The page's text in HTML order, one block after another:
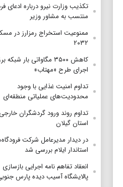
تکذیب وزارت نیرو درباره ادعای
منتسب به مشاور وزیر
ممنوعیت استخراج رمزارز در
۲۰۳۲
کاهش ۳۵۰۰ مگاواتی بار شبکه
اجرای طرح «مهتاب»
تداوم امنیت غذایی با وجود
محدودیت‌های عملیاتی منطقه‌ای
تداوم روند ورود گردشگران
استان گیلان
در دیدار مدیرعامل شرکت
استاندار ایلام بررسی شد
انعقاد تفاهم نامه اجرایی بازسازی
پالایشگاه آسیب دیده پارس